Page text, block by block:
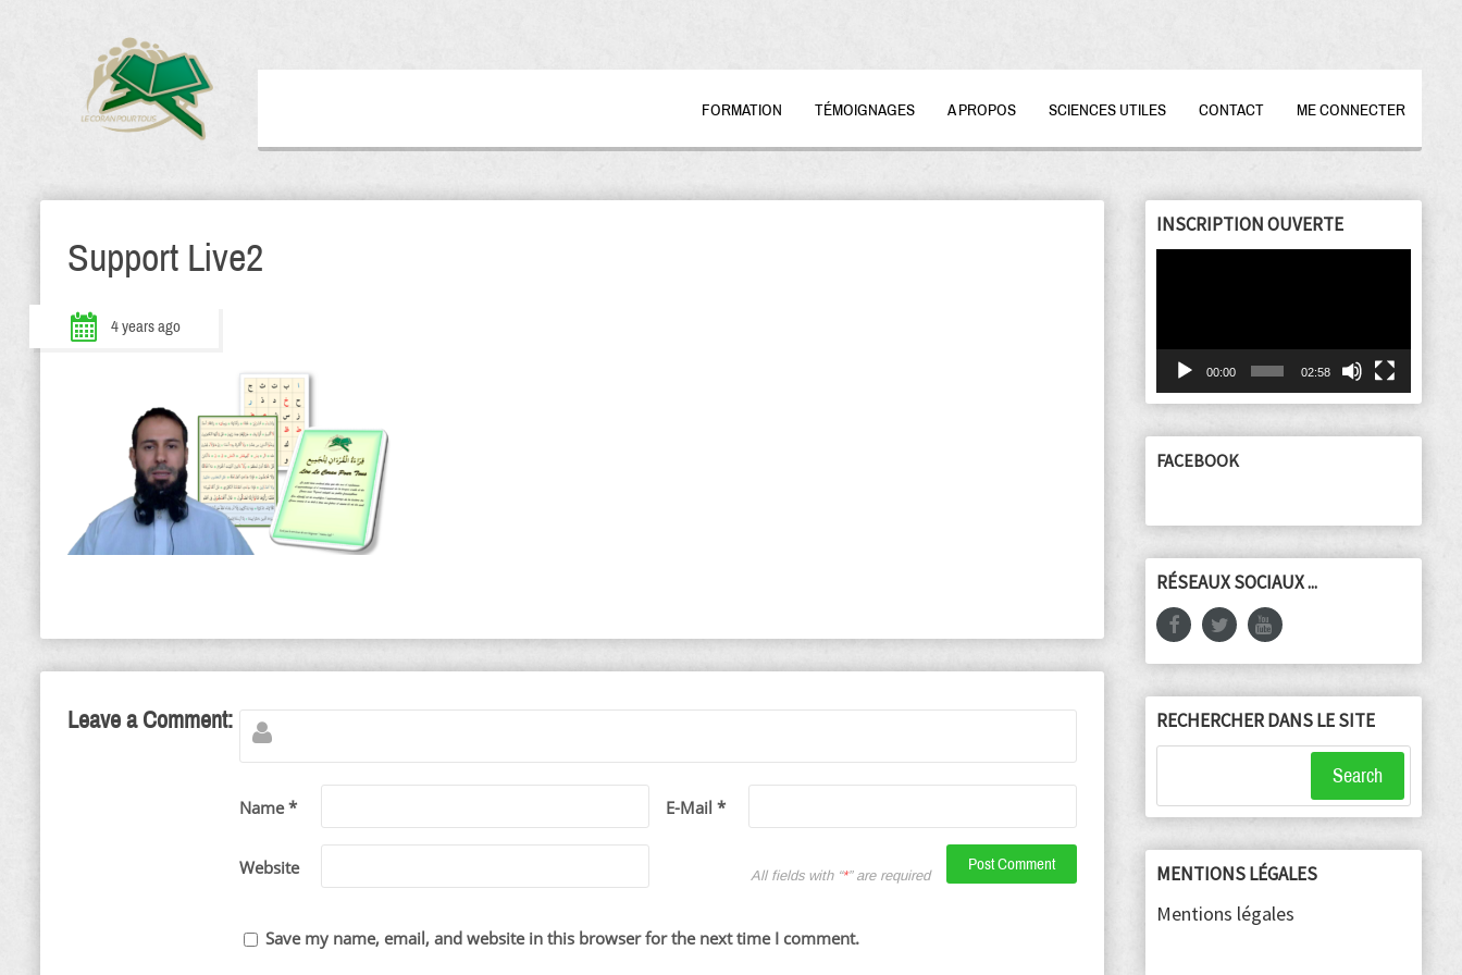
FORMATION TÉMOIGNAGES A PROPOS SCIENCES UTILES CONTACT ME CONNECTER
Support Live2
4 years ago
Leave a Comment:
Name *
Website
E-Mail *
All fields with “*” are required
Save my name, email, and website in this browser for the next time I comment.
INSCRIPTION OUVERTE
00:00 02:58
FACEBOOK
RÉSEAUX SOCIAUX ...
RECHERCHER DANS LE SITE
Search
MENTIONS LÉGALES
Mentions légales